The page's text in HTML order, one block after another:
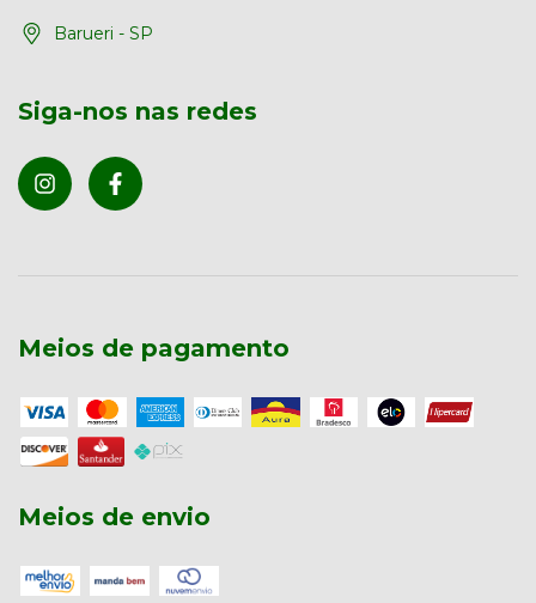
Barueri - SP
Siga-nos nas redes
Meios de pagamento
Meios de envio